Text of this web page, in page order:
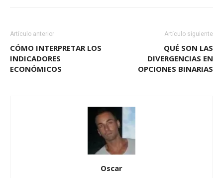
Artículo anterior
CÓMO INTERPRETAR LOS
INDICADORES
ECONÓMICOS
Artículo siguiente
QUÉ SON LAS
DIVERGENCIAS EN
OPCIONES BINARIAS
Oscar